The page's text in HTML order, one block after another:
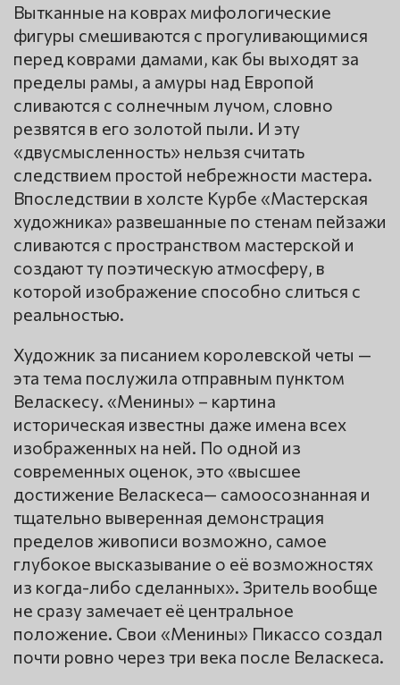
Вытканные на коврах мифологические
фигуры смешиваются с прогуливающимися
перед коврами дамами, как бы выходят за
пределы рамы, а амуры над Европой
сливаются с солнечным лучом, словно
резвятся в его золотой пыли. И эту
«двусмысленность» нельзя считать
следствием простой небрежности мастера.
Впоследствии в холсте Курбе «Мастерcкая
художника» развешанные по стенам пейзажи
сливаются с пространством мастерской и
создают ту поэтическую атмосферу, в
которой изображение способно слиться с
реальностью.
Художник за писанием королевской четы —
эта тема послужила отправным пунктом
Веласкесу. «Менины» – картина
историческая известны даже имена всех
изображенных на ней. По одной из
современных оценок, это «высшее
достижение Веласкеса— самоосознанная и
тщательно выверенная демонстрация
пределов живописи возможно, самое
глубокое высказывание о её возможностях
из когда-либо сделанных». Зритель вообще
не сразу замечает её центральное
положение. Свои «Менины» Пикассо создал
почти ровно через три века после Веласкеса.